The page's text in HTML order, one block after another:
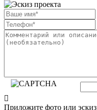
Приложите фото или эскиз